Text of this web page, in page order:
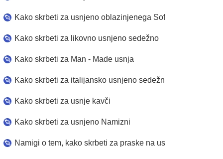
Kako skrbeti za usnjeno oblazinjenega Sofa
Kako skrbeti za likovno usnjeno sedežno
Kako skrbeti za Man ​​- Made usnja
Kako skrbeti za italijansko usnjeno sedežno
Kako skrbeti za usnje kavči
Kako skrbeti za usnjeno Namizni
Namigi o tem, kako skrbeti za praske na usnjeno pohištvo